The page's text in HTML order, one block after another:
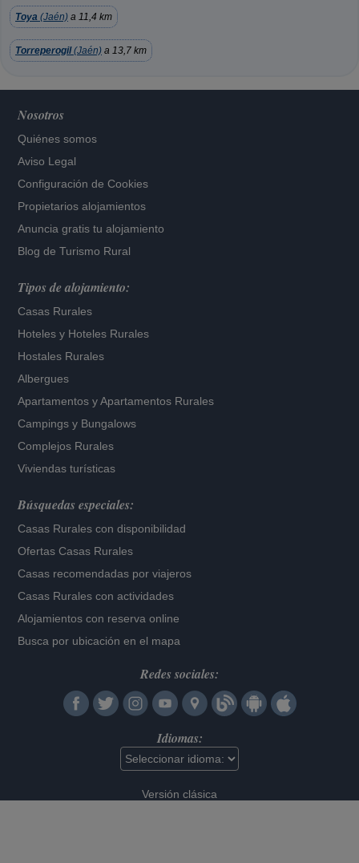
Toya (Jaén) a 11,4 km
Torreperogil(Jaén) a 13,7 km
Nosotros
Quiénes somos
Aviso Legal
Configuración de Cookies
Propietarios alojamientos
Anuncia gratis tu alojamiento
Blog de Turismo Rural
Tipos de alojamiento:
Casas Rurales
Hoteles y Hoteles Rurales
Hostales Rurales
Albergues
Apartamentos yApartamentos Rurales
Campings y Bungalows
Complejos Rurales
Viviendas turísticas
Búsquedas especiales:
Casas Rurales con disponibilidad
Ofertas Casas Rurales
Casas recomendadas por viajeros
Casas Rurales con actividades
Alojamientos con reserva online
Busca por ubicación en el mapa
Redes sociales:
Idiomas:
Versión clásica